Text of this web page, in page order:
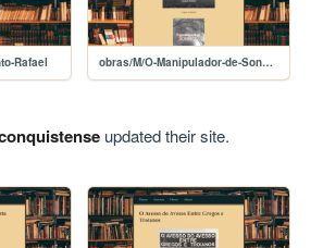
Rafael obras/M/O-Manipulador-de-Sonhos
updated their site.